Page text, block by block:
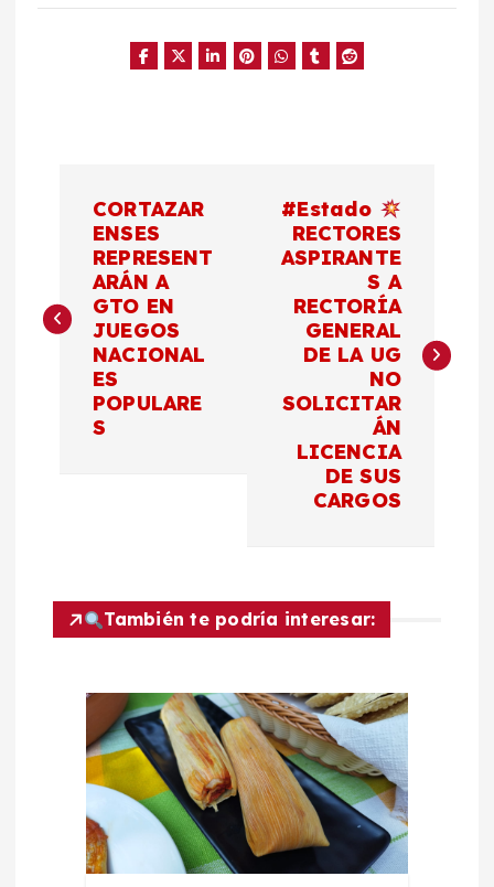
v
e
ó
CORTAZAR
ENSES
REPRESENT
ARÁN A
GTO EN
JUEGOS
NACIONAL
ES
POPULARE
S
#Estado
RECTORES
ASPIRANTE
S A
RECTORÍA
GENERAL
DE LA UG
NO
SOLICITAR
ÁN
LICENCIA
DE SUS
CARGOS
También te podría interesar: